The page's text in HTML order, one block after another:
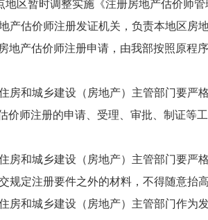
地区暂时调整实施《注册房地产估价师
产估价师注册发证机关，负责本地区
地产估价师注册申请，由我部按照原程序
房和城乡建设（房地产）主管部门要
价师注册的申请、受理、审批、制证等
房和城乡建设（房地产）主管部门要
规定注册要件之外的材料，不得随意抬
房和城乡建设（房地产）主管部门作